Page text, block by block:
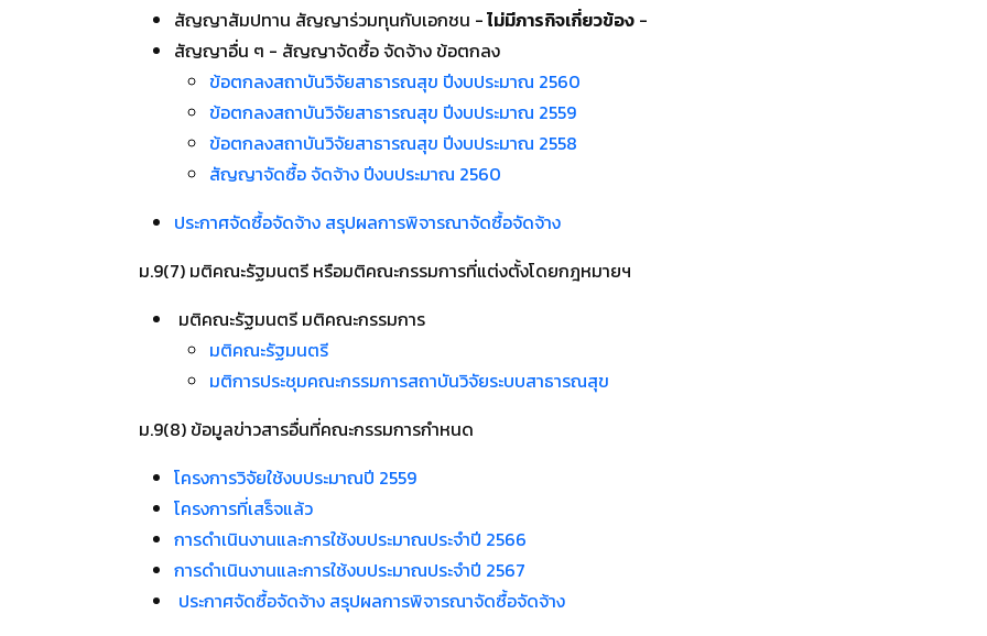
สัญญาสัมปทาน สัญญาร่วมทุนกับเอกชน -ไม่มีภารกิจเกี่ยวข้อง -
สัญญาอื่น ๆ - สัญญาจัดซื้อ จัดจ้าง ข้อตกลง
ข้อตกลงสถาบันวิจัยสาธารณสุข ปีงบประมาณ 2560
ข้อตกลงสถาบันวิจัยสาธารณสุข ปีงบประมาณ 2559
ข้อตกลงสถาบันวิจัยสาธารณสุข ปีงบประมาณ 2558
สัญญาจัดซื้อ จัดจ้าง ปีงบประมาณ 2560
ประกาศจัดซื้อจัดจ้าง สรุปผลการพิจารณาจัดซื้อจัดจ้าง
ม.9(7) มติคณะรัฐมนตรี หรือมติคณะกรรมการที่แต่งตั้งโดยกฎหมายฯ
มติคณะรัฐมนตรี มติคณะกรรมการ
มติคณะรัฐมนตรี
มติการประชุมคณะกรรมการสถาบันวิจัยระบบสาธารณสุข
ม.9(8) ข้อมูลข่าวสารอื่นที่คณะกรรมการกำหนด
โครงการวิจัยใช้งบประมาณปี 2559
โครงการที่เสร็จแล้ว
การดำเนินงานและการใช้งบประมาณประจำปี 2566
การดำเนินงานและการใช้งบประมาณประจำปี 2567
ประกาศจัดซื้อจัดจ้าง สรุปผลการพิจารณาจัดซื้อจัดจ้าง